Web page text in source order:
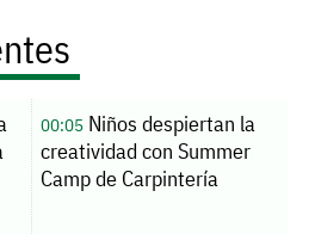
00:05Niños despiertan la
creatividad con Summer
Camp de Carpintería